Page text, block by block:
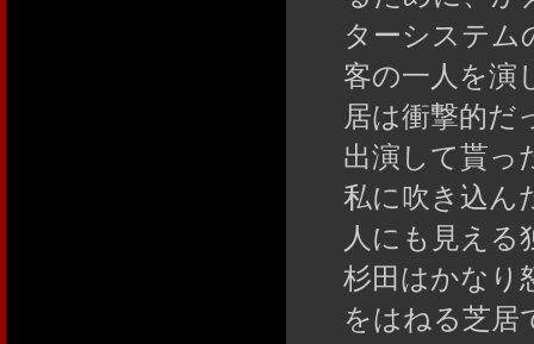
ターシステム
客の一人を演
居は衝撃的だ
出演して貰っ
私に吹き込ん
人にも見え
杉田はかなり
をはねる芝居